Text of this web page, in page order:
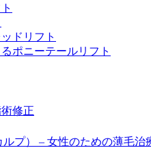
ドリフト
ポニーテールリフト
修正
ルプ） – 女性のための薄毛治